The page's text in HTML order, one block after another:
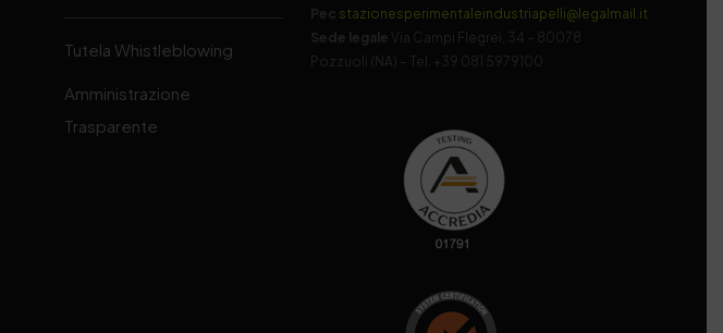
Tutela Whistleblowing
Amministrazione
Trasparente
Pec stazionesperimentaleindustriapelli@legalmail.it
Sede legale
Via Campi Flegrei, 34 – 80078
Pozzuoli (NA) – Tel. +39 081 5979100